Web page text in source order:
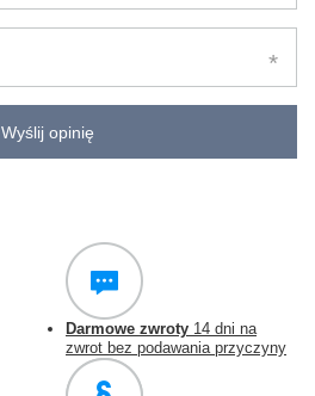
Wyślij opinię
Darmowe zwroty 14 dni na
zwrot bez podawania przyczyny